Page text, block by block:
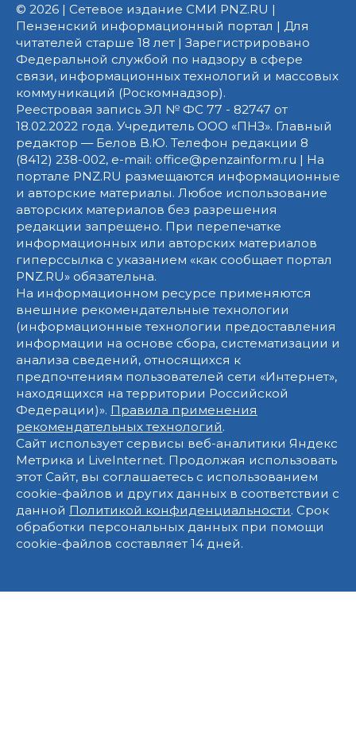
© 2026 | Сетевое издание СМИ PNZ.RU |
Пензенский информационный портал | Для
читателей старше 18 лет | Зарегистрировано
Федеральной службой по надзору в сфере
связи, информационных технологий и массовых
коммуникаций (Роскомнадзор).
Реестровая запись ЭЛ № ФС 77 - 82747 от
18.02.2022 года. Учредитель ООО «ПНЗ». Главный
редактор — Белов В.Ю. Телефон редакции 8
(8412) 238-002, e-mail: office@penzainform.ru | На
портале PNZ.RU размещаются информационные
и авторские материалы. Любое использование
авторских материалов без разрешения
редакции запрещено. При перепечатке
информационных или авторских материалов
гиперссылка с указанием «как сообщает портал
PNZ.RU» обязательна.
На информационном ресурсе применяются
внешние рекомендательные технологии
(информационные технологии предоставления
информации на основе сбора, систематизации и
анализа сведений, относящихся к
предпочтениям пользователей сети «Интернет»,
находящихся на территории Российской
Федерации)». Правила применения
рекомендательных технологий.
Сайт использует сервисы веб-аналитики Яндекс
Метрика и LiveInternet. Продолжая использовать
этот Сайт, вы соглашаетесь с использованием
cookie-файлов и других данных в соответствии с
данной Политикой конфиденциальности. Срок
обработки персональных данных при помощи
cookie-файлов составляет 14 дней.